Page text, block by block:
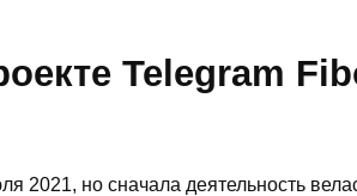
Telegram
2021, но сначала деятельность